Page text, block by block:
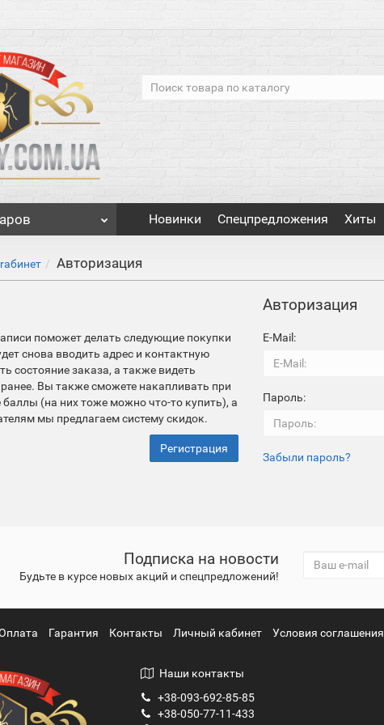
Новинки Спецпредложения Хиты
Авторизация
поможет делать следующие покупки
снова вводить адрес и контактную
состояние заказа, а также видеть
Вы также сможете накапливать при
(на них тоже можно что-то купить), а
мы предлагаем систему скидок.
Регистрация
Авторизация
E-Mail:
Пароль:
Забыли пароль?
Подписка на новости
Будьте в курсе новых акций и спецпредложений!
Гарантия Контакты Личный кабинет Условия соглашения
Наши контакты
+38-093-692-85-85
+38-050-77-11-433